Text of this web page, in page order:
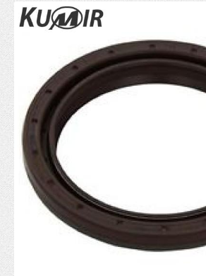
SISTEM UPRAVLJANJA
Manžetna letve volana
Kraj letve volana (aksijalni zglob)
Kraj spone
Letva volana
POGON / VEŠANJE TOČKOVA
Glavčina točka
Ležaj točka
Rukavac